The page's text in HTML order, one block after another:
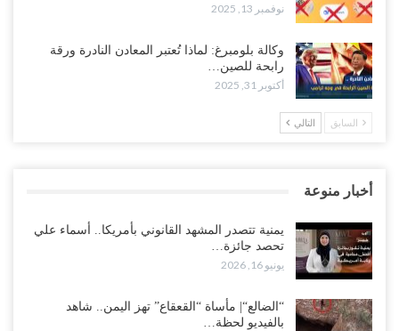
نوفمبر 13, 2025
وكالة بلومبرغ: لماذا تُعتبر المعادن النادرة ورقة
رابحة للصين…
أكتوبر 31, 2025
السابق التالي
أخبار منوعة
يمنية تتصدر المشهد القانوني بأمريكا.. أسماء علي
تحصد جائزة…
يونيو 16, 2026
“الضالع“| مأساة “القعقاع” تهز اليمن.. شاهد
بالفيديو لحظة…